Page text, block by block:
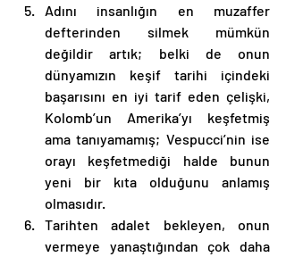
Adını insanlığın en muzaffer
defterinden silmek mümkün
değildir artık; belki de onun
dünyamızın keşif tarihi içindeki
başarısını en iyi tarif eden çelişki,
Kolomb’un Amerika’yı keşfetmiş
ama tanıyamamış; Vespucci’nin ise
orayı keşfetmediği halde bunun
yeni bir kıta olduğunu anlamış
olmasıdır.
Tarihten adalet bekleyen, onun
vermeye yanaştığından çok daha